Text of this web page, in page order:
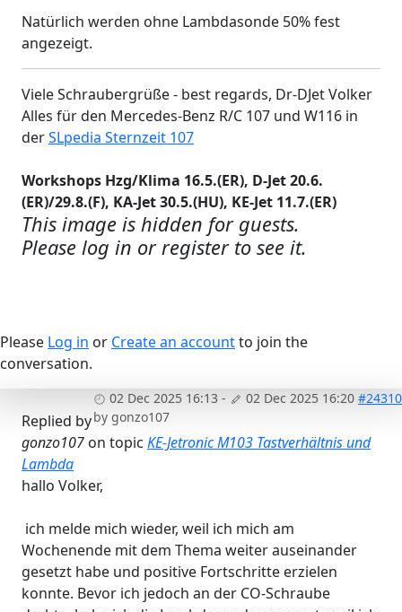
Natürlich werden ohne Lambdasonde 50% fest
angezeigt.
Viele Schraubergrüße - best regards, Dr-DJet Volker
Alles für den Mercedes-Benz R/C 107 und W116 in
derSLpedia Sternzeit 107
Workshops Hzg/Klima 16.5.(ER), D-Jet 20.6.
(ER)/29.8.(F), KA-Jet 30.5.(HU), KE-Jet 11.7.(ER)
This image is hidden for guests.
Please log in or register to see it.
Please Log in or Create an accountto join the
conversation.
02 Dec 2025 16:13 - 02 Dec 2025 16:20 #24310
by gonzo107
Replied by
gonzo107on topic KE-Jetronic M103 Tastverhältnis und
Lambda
hallo Volker,
ich melde mich wieder, weil ich mich am
Wochenende mit dem Thema weiter auseinander
gesetzt habe und positive Fortschritte erzielen
konnte. Bevor ich jedoch an der CO-Schraube